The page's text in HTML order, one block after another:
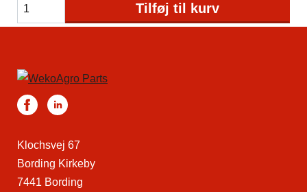
Tilføj til kurv
Klochsvej 67
Bording Kirkeby
7441 Bording